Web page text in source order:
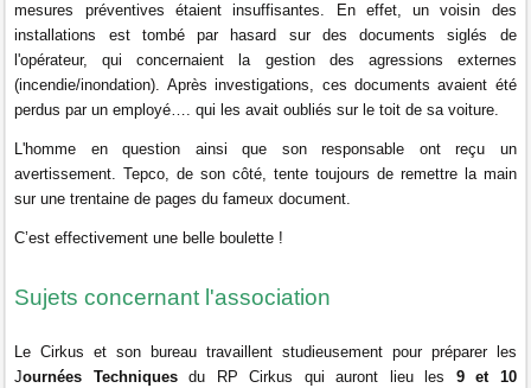
mesures préventives étaient insuffisantes. En effet, unvoisin des
installations est tombé par hasard sur des documents siglés de
l'opérateur, qui concernaient la gestion des agressions externes
(incendie/inondation). Après investigations, ces documents avaient été
perdus par un employé…. qui les avait oubliés sur le toit de sa voiture.
L'homme en question ainsi que son responsable ont reçu un
avertissement. Tepco, de son côté, tente toujours de remettre la main
sur une trentaine de pages du fameux document.
C’est effectivement une belle boulette !
Sujets concernant l'association
Le Cirkus et son bureau travaillent studieusement pour préparer les
Journées Techniquesdu RP Cirkus qui auront lieu les 9 et 10